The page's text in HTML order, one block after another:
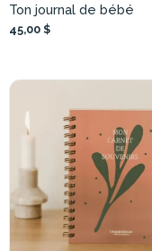
Ton journal de bébé
45,00 $